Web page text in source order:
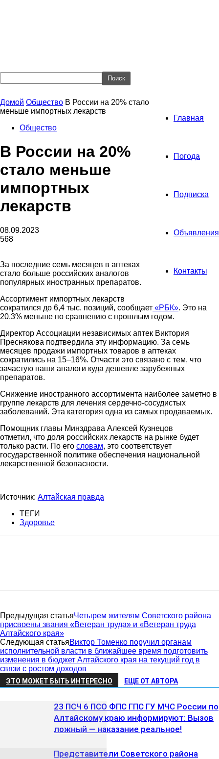
Главная
Погода
Подписка
Объявления
Контакты
Домой Общество В России на 20% стало
меньше импортных лекарств
Общество
В России на 20%
стало меньше
импортных
лекарств
08.09.2023
568
За последние семь месяцев в аптеках
стало больше российских аналогов
популярных иностранных препаратов.
Ассортимент импортных лекарств
сократился до 6,4 тыс. позиций, сообщает «РБК». Это на
20,3% меньше по сравнению с прошлым годом.
Директор Ассоциации независимых аптек Виктория
Преснякова подтвердила эту информацию. За семь
месяцев продажи импортных товаров в аптеках
сократились на 15–16%. Отчасти это связано с тем, что
зачастую наши аналоги куда дешевле зарубежных
препаратов.
Снижение иностранного ассортимента наиболее заметно в
группе лекарств для лечения сердечно-сосудистых
заболеваний. Эта категория одна из самых продаваемых.
Помощник главы Минздрава Алексей Кузнецов
отметил, что доля российских лекарств на рынке будет
только расти. По его словам, это соответствует
государственной политике обеспечения национальной
лекарственной безопасности.
Источник: Алтайская правда
ТЕГИ
Здоровье
Предыдущая статьяЧетырем жителям Советского района
присвоены звания «Ветеран труда» и «Ветеран труда
Алтайского края»
Следующая статьяВиктор Томенко поручил органам
исполнительной власти в ближайшее время подготовить
изменения в бюджет Алтайского края на текущий год в
связи с ростом доходов
ЭТО МОЖЕТ БЫТЬ ИНТЕРЕСНО ЕЩЕ ОТ АВТОРА
23 ПСЧ 6 ПСО ФПС ГПС ГУ МЧС России по
Алтайскому краю информируют: Вызов
ложный — наказание реальное!
Представители Советского района